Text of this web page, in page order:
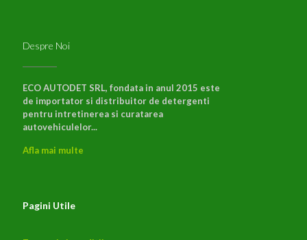
Despre Noi
ECO AUTODET SRL, fondata in anul 2015 este
de importator si distribuitor de detergenti
pentru intretinerea si curatarea
autovehiculelor...
Afla mai multe
Pagini Utile